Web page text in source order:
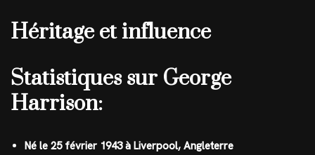
Héritage et influence
Statistiques sur George
Harrison:
Né le 25 février 1943 à Liverpool, Angleterre